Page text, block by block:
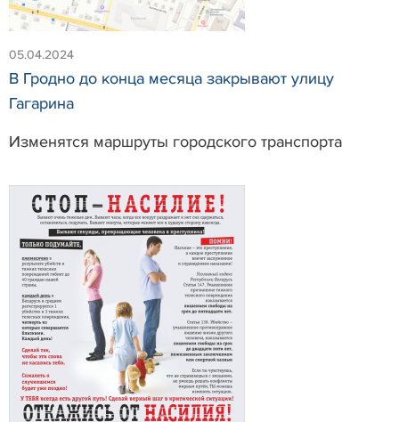
05.04.2024
В Гродно до конца месяца закрывают улицу
Гагарина
Изменятся маршруты городского транспорта